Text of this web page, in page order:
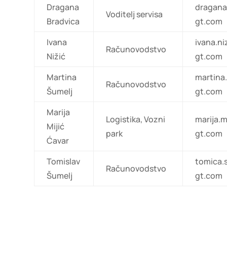
Dragana
Bradvica
Voditelj servisa
gt.com
Ivana
Nižić
Računovodstvo
gt.com
Martina
Šumelj
Računovodstvo
gt.com
Marija
Mijić
Ćavar
Logistika, Vozni
park
gt.com
Tomislav
Šumelj
Računovodstvo
gt.com